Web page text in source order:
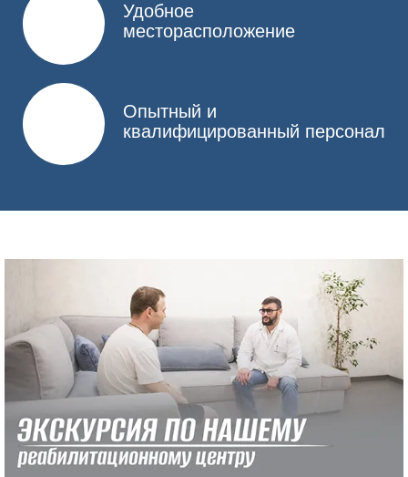
Удобное
месторасположение
Опытный и
квалифицированный персонал